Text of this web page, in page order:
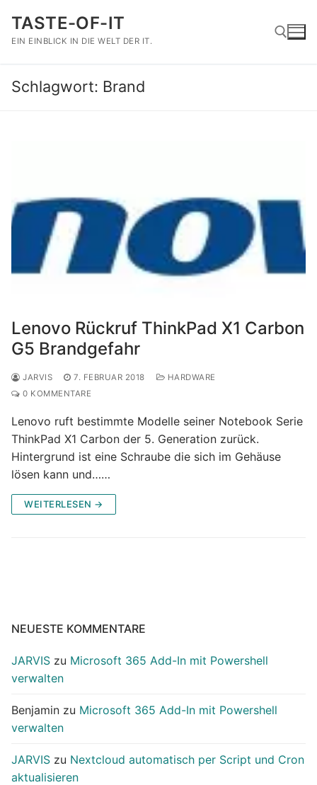
Inhalt
springen
TASTE-OF-IT
EIN EINBLICK IN DIE WELT DER IT.
Schlagwort: Brand
Lenovo Rückruf ThinkPad X1 Carbon
G5 Brandgefahr
JARVIS 7. FEBRUAR 2018
HARDWARE
0 KOMMENTARE
Lenovo ruft bestimmte Modelle seiner Notebook Serie
ThinkPad X1 Carbon der 5. Generation zurück.
Hintergrund ist eine Schraube die sich im Gehäuse
lösen kann und……
WEITERLESEN →
NEUESTE KOMMENTARE
JARVIS zu Microsoft 365 Add-In mit Powershell
verwalten
Benjamin zu Microsoft 365 Add-In mit Powershell
verwalten
JARVIS zu Nextcloud automatisch per Script und Cron
aktualisieren